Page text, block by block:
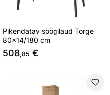
Pikendatav söögilaud Torge
80x14/180 cm
508,85 €
Vitriinkapp Torge